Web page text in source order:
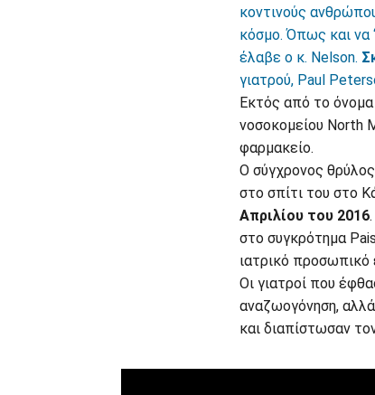
κοντινούς
κόσμο. Όπως και να
έλαβε ο κ. Nelson.
γιατρού, Paul
Εκτός από το όνομα
νοσοκομείου North
φαρμακείο.
Ο σύγχρονος
στο σπίτι του στο
Απριλίου του 2016
στο συγκρότημα
ιατρικό προσωπικό
Οι γιατροί που
αναζωογόνηση, αλλά
και διαπίστωσαν